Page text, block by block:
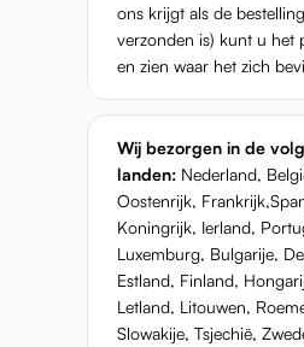
ons krijgt als de
verzonden is) kunt u het
en zien waar het zich
Wij bezorgen in de
landen: Nederland,
Oostenrijk,
Koningrijk, Ierland,
Luxemburg, Bulgarije,
Estland, Finland,
Letland, Litouwen,
Slowakije, Tsjechië,